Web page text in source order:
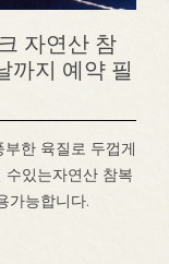
자연산 참
지 예약 필
한 육질로 두껍게
있는자연산 참복
가능합니다.